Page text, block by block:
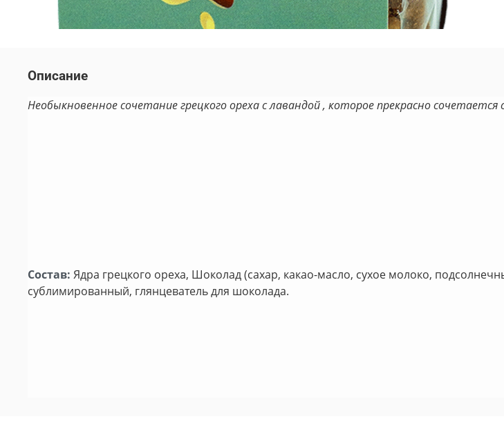
Описание
Необыкновенное сочетание грецкого ореха с лавандой , которое прекрасно
Состав: Ядра грецкого ореха, Шоколад (сахар, какао-масло, сухое молоко,
сублимированный, глянцеватель для шоколада.